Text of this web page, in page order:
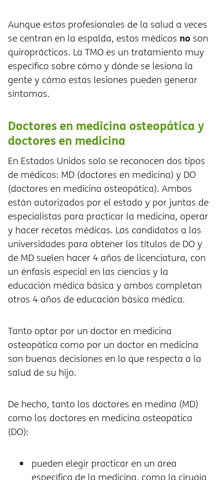
Aunque estos profesionales de la salud a veces
se centran en la espalda, estos médicos no son
quiroprácticos. La TMO es un tratamiento muy
específico sobre cómo y dónde se lesiona la
gente y cómo estas lesiones pueden generar
síntomas.
Doctores en medicina osteopática y
doctores en medicina
En Estados Unidos solo se reconocen dos tipos
de médicos: MD (doctores en medicina) y DO
(doctores en medicina osteopática). Ambos
están autorizados por el estado y por juntas de
especialistas para practicar la medicina, operar
y hacer recetas médicas. Los candidatos a las
universidades para obtener los títulos de DO y
de MD suelen hacer 4 años de licenciatura, con
un énfasis especial en las ciencias y la
educación médica básica y ambos completan
otros 4 años de educación básica médica.
Tanto optar por un doctor en medicina
osteopática como por un doctor en medicina
son buenas decisiones en lo que respecta a la
salud de su hijo.
De hecho, tanto los doctores en medina (MD)
como los doctores en medicina osteopática
(DO):
pueden elegir practicar en un área
específica de la medicina, como la cirugía